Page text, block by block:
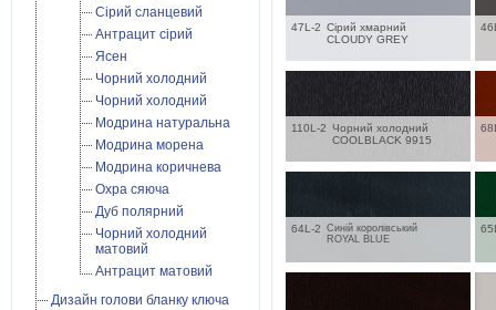
47L-2 Сірий хмарний
CLOUDY GREY
110L-2 Чорний холодний
COOLBLACK 9915
64L-2 Синій королівський
ROYAL BLUE
Cірий сланцевий
Антрацит сірий
Ясен
Чорний холодний
Чорний холодний
Модрина натуральна
Модрина морена
Модрина коричнева
Охра сяюча
Дуб полярний
Чорний холодний
матовий
Антрацит матовий
Дизайн голови бланку ключа